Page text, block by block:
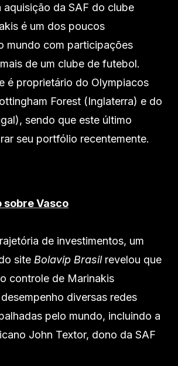
aquisição da SAF do clube
é um dos poucos
mundo com participações
de um clube de futebol.
é proprietário do Olympiacos
Forest (Inglaterra) e do
sendo que este último
seu portfólio recentemente.
sobre Vasco
de investimentos, um
site Bolavip Brasilrevelou que
controle de Marinakis
diversas redes
pelo mundo, incluindo a
John Textor, dono da SAF